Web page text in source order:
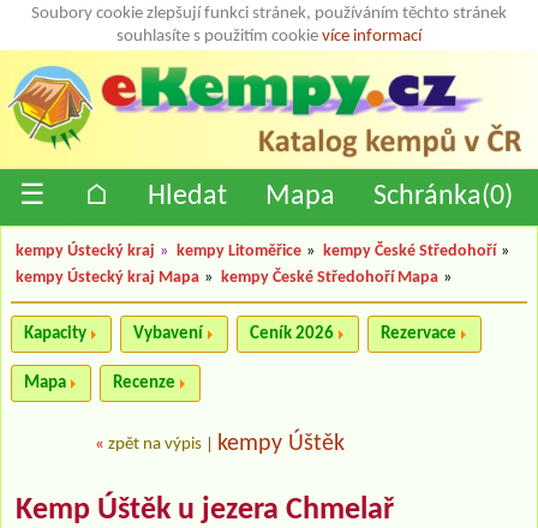
Soubory cookie zlepšují funkci stránek, používáním těchto stránek
souhlasíte s použitím cookie více informací
☰ ⌂ Hledat Mapa Schránka(0)
kempy Ústecký kraj » kempy Litoměřice » kempy České Středohoří »
kempy Ústecký kraj Mapa » kempy České Středohoří Mapa »
Kapacity Vybavení Ceník 2026 Rezervace
Mapa Recenze
« zpět na výpis kempy Úštěk
Kemp Úštěk u jezera Chmelař